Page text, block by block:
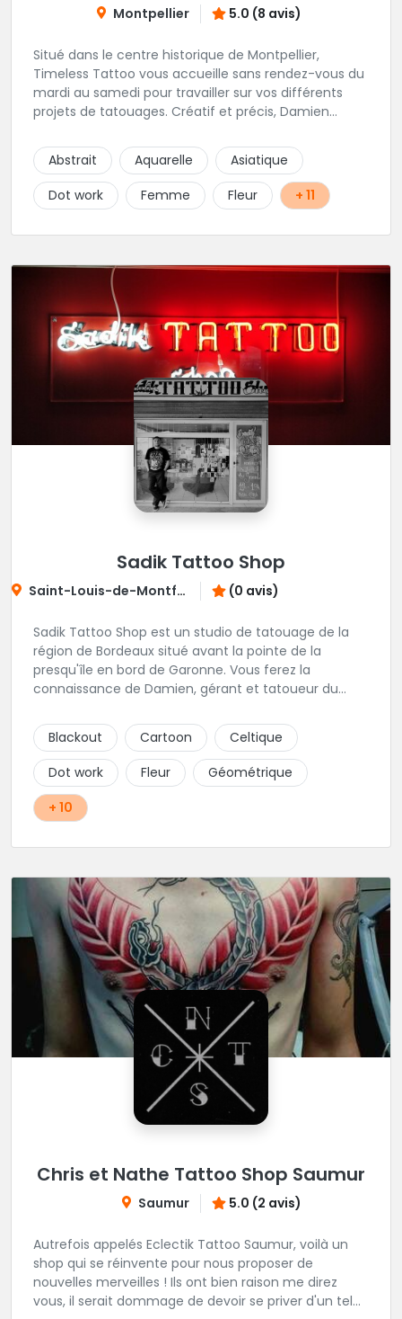
Montpellier 5.0 (8 avis)
Situé dans le centre historique de Montpellier,
Timeless Tattoo vous accueille sans rendez-vous du
mardi au samedi pour travailler sur vos différents
projets de tatouages. Créatif et précis, Damien
sans failles. Spécialisé dans le tatouage traditionnel,
old school, mais également à l'aise dans la
réalisation de pièces de styles différents : Dotwork,
Japonais, Graphique, mandala .. N'hésitez pas à le
Abstrait Aquarelle
Asiatique
Dot work
Femme Fleur + 11
Sadik Tattoo Shop
Saint-Louis-de-Montferrand (0 avis)
Sadik Tattoo Shop est un studio de tatouage de la
région de Bordeaux situé avant la pointe de la
presqu'île en bord de Garonne. Vous ferez la
connaissance de Damien, gérant et tatoueur du
Blackout
Cartoon
Celtique
Dot work
Fleur
Géométrique
+ 10
Chris et Nathe Tattoo Shop Saumur
Saumur 5.0 (2 avis)
Autrefois appelés Eclectik Tattoo Saumur, voilà un
shop qui se réinvente pour nous proposer de
nouvelles merveilles ! Ils ont bien raison me direz
vous, il serait dommage de devoir se priver d'un tel